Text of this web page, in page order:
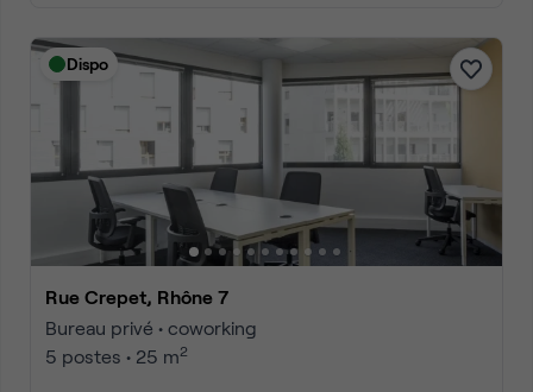
Dispo
Rue Crepet, Rhône 7
Bureau privé • coworking
5 postes • 25 m2